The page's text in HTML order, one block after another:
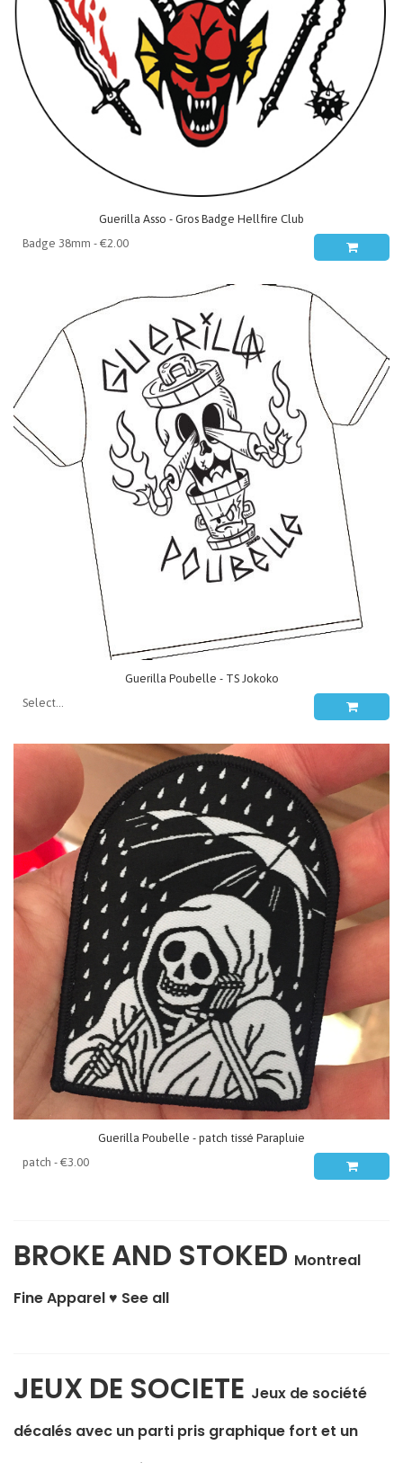
Guerilla Asso - Gros Badge Hellfire Club
Guerilla Poubelle - TS Jokoko
Guerilla Poubelle - patch tissé Parapluie
BROKE AND STOKED Montreal
Fine Apparel ♥ See all
JEUX DE SOCIETE Jeux de société
décalés avec un parti pris graphique fort et un